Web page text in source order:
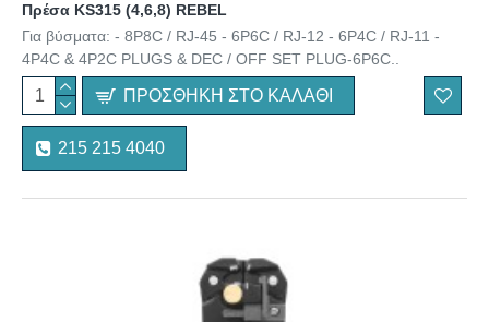
Πρέσα KS315 (4,6,8) REBEL
Για βύσματα: - 8P8C / RJ-45 - 6P6C / RJ-12 - 6P4C / RJ-11 -
4P4C & 4P2C PLUGS & DEC / OFF SET PLUG-6P6C..
ΠΡΟΣΘΉΚΗ ΣΤΟ ΚΑΛΆΘΙ
215 215 4040